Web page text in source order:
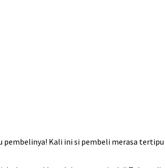
Kali ini si pembeli merasa